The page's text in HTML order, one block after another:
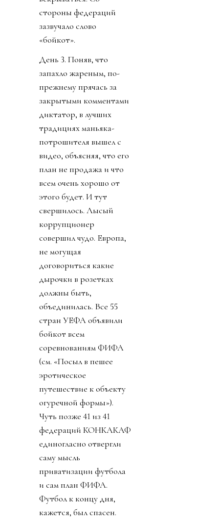
стороны федераций
зазвучало слово
«бойкот».
День 3. Поняв, что
запахло жареным, по-
прежнему прячась за
закрытыми комментами
диктатор, в лучших
традициях маньяка-
потрошителя вышел с
видео, объясняя, что его
план не продажа и что
всем очень хорошо от
этого будет. И тут
свершилось. Лысый
коррупционер
совершил чудо. Европа,
не могущая
договориться какие
дырочки в розетках
должны быть,
объединилась. Все 55
стран УЕФА объявили
бойкот всем
соревнованиям ФИФА
(см. «Посыл в пешее
эротическое
путешествие к объекту
огуречной формы»).
Чуть позже 41 из 41
федераций КОНКАКАФ
единогласно отвергли
саму мысль
приватизации футбола
и сам план ФИФА.
Футбол к концу дня,
кажется, был спасен.